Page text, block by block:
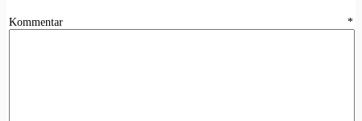
Kommentar*